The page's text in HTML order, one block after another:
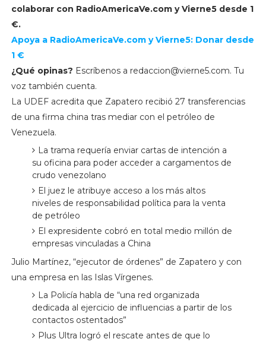
colaborar con RadioAmericaVe.com yVierne5 desde 1
€.
Apoya a RadioAmericaVe.com y Vierne5: Donar desde
1 €
¿Qué opinas? Escríbenos a redaccion@vierne5.com. Tu
voz también cuenta.
La UDEF acredita que Zapatero recibió 27 transferencias
de una firma china tras mediar con el petróleo de
Venezuela.
La trama requería enviar cartas de intención a
su oficina para poder acceder a cargamentos de
crudo venezolano
El juez le atribuye acceso a los más altos
niveles de responsabilidad política para la venta
de petróleo
El expresidente cobró en total medio millón de
empresas vinculadas a China
Julio Martínez, “ejecutor de órdenes” de Zapatero y con
una empresa en las Islas Vírgenes.
La Policía habla de “una red organizada
dedicada al ejercicio de influencias a partir de los
contactos ostentados”
Plus Ultra logró el rescate antes de que lo